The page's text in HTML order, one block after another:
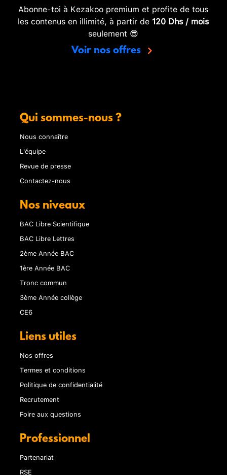
Abonne-toi à Kezakoo premium et profite de tous
les contenus en illimité, à partir de 120 Dhs / mois
seulement 😎
Voir nos offres
Qui sommes-nous ?
Nous connaître
L'équipe
Revue de presse
Contactez-nous
Nos niveaux
BAC Libre Scientifique
BAC Libre Lettres
2ème Année BAC
1ère Année BAC
Tronc commun
3ème Année collège
CE6
Liens utiles
Nos offres
Termes et conditions
Politique de confidentialité
Recrutement
Foire aux questions
Professionnel
Partenariat
RSE